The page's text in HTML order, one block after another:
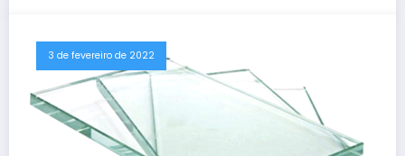
3 de fevereiro de 2022